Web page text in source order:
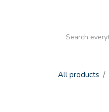
All products